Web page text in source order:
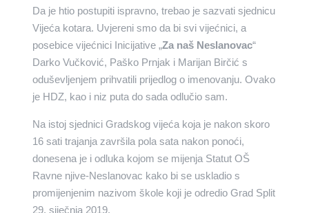
Da je htio postupiti ispravno, trebao je sazvati sjednicu
Vijeća kotara. Uvjereni smo da bi svi vijećnici, a
posebice vijećnici Inicijative „Za naš Neslanovac“
Darko Vučković, Paško Prnjak i Marijan Birčić s
oduševljenjem prihvatili prijedlog o imenovanju. Ovako
je HDZ, kao i niz puta do sada odlučio sam.
Na istoj sjednici Gradskog vijeća koja je nakon skoro
16 sati trajanja završila pola sata nakon ponoći,
donesena je i odluka kojom se mijenja Statut OŠ
Ravne njive-Neslanovac kako bi se uskladio s
promijenjenim nazivom škole koji je odredio Grad Split
29. siječnja 2019.